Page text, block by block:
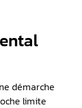
démarche
limite